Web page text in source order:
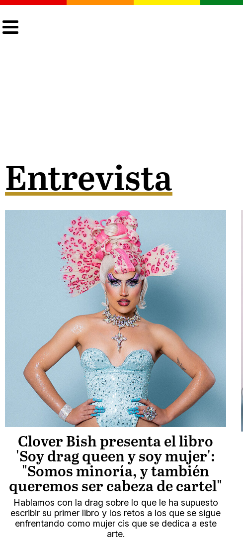
Entrevista
Clover Bish presenta el libro
'Soy drag queen y soy mujer':
"Somos minoría, y también
queremos ser cabeza de cartel"
Hablamos con la drag sobre lo que le ha supuesto
escribir su primer libro y los retos a los que se sigue
enfrentando como mujer cis que se dedica a este
arte.